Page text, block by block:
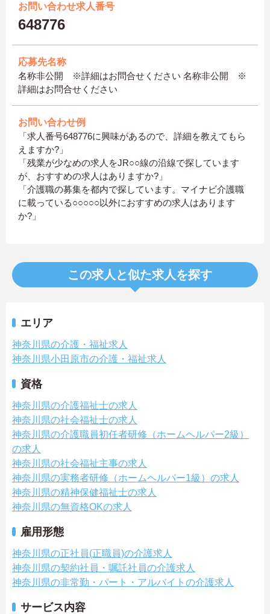
お問い合わせ求人番号
648776
応募先名称
名称非公開 ※詳細はお問合せください 名称非公開 ※
詳細はお問合せください
お問い合わせ例
「求人番号648776に興味があるので、詳細を教えてもら
えますか?」
「残業が少なめの求人をJR○○線の沿線で探しています
が、おすすめの求人はありますか?」
「介護職の募集を都内で探しています。マイナビ介護職
に載っている○○○○○以外におすすめの求人はあります
か?」
この求人と似た求人を探す
エリア
神奈川県の介護・福祉求人
神奈川県小田原市の介護・福祉求人
資格
神奈川県の介護福祉士の求人
神奈川県の社会福祉士の求人
神奈川県の介護職員初任者研修（ホームヘルパー2級）
の求人
神奈川県の社会福祉主事の求人
神奈川県の実務者研修（ホームヘルパー1級）の求人
神奈川県の精神保健福祉士の求人
神奈川県の無資格OKの求人
雇用形態
神奈川県の正社員(正職員)の介護求人
神奈川県の契約社員・嘱託社員の介護求人
神奈川県の非常勤・パート・アルバイトの介護求人
サービス内容